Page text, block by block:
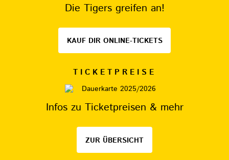
Die Tigers greifen an!
KAUF DIR ONLINE-TICKETS
TICKETPREISE
Infos zu Ticketpreisen & mehr
ZUR ÜBERSICHT